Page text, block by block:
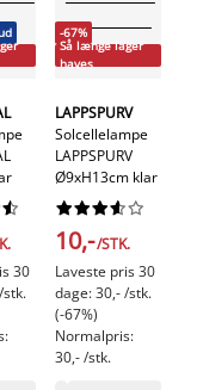


30
stk.
-67%
Så længe lager
haves
LAPPSPURV
Solcellelampe
LAPPSPURV
Ø9xH13cm klar






10,-/STK.
Laveste pris 30
dage: 30,- /stk.
(-67%)
Normalpris:
30,- /stk.